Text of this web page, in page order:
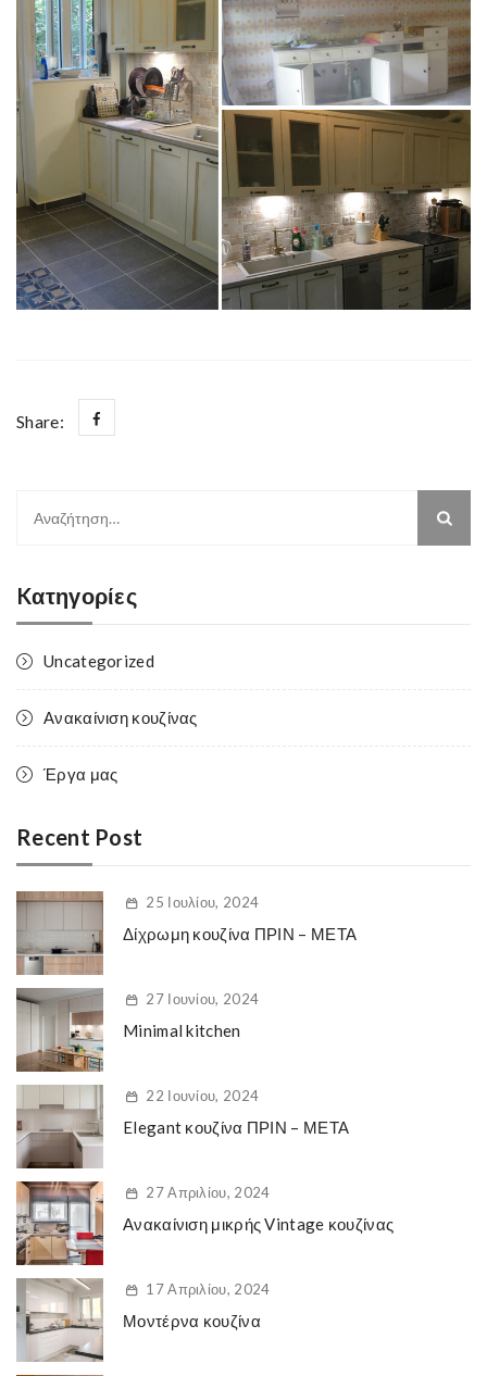
Share:
Kατηγορίες
Uncategorized
Ανακαίνιση κουζίνας
Έργα μας
Recent Post
25 Ιουλίου, 2024
Δίχρωμη κουζίνα ΠΡΙΝ – ΜΕΤΑ
27 Ιουνίου, 2024
Minimal kitchen
22 Ιουνίου, 2024
Elegant κουζίνα ΠΡΙΝ – ΜΕΤΑ
27 Απριλίου, 2024
Ανακαίνιση μικρής Vintage κουζίνας
17 Απριλίου, 2024
Μοντέρνα κουζίνα